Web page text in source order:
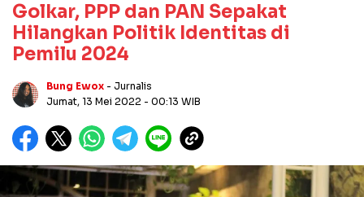
Golkar, PPP dan PAN Sepakat
Hilangkan Politik Identitas di
Pemilu 2024
Bung Ewox - Jurnalis
Jumat, 13 Mei 2022 - 00:13 WIB